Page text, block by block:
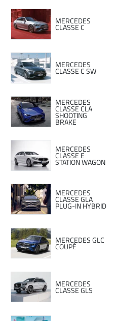
MERCEDES
CLASSE C
MERCEDES
CLASSE C SW
MERCEDES
CLASSE CLA
SHOOTING
BRAKE
MERCEDES
CLASSE E
STATION WAGON
MERCEDES
CLASSE GLA
PLUG-IN HYBRID
MERCEDES GLC
COUPÉ
MERCEDES
CLASSE GLS